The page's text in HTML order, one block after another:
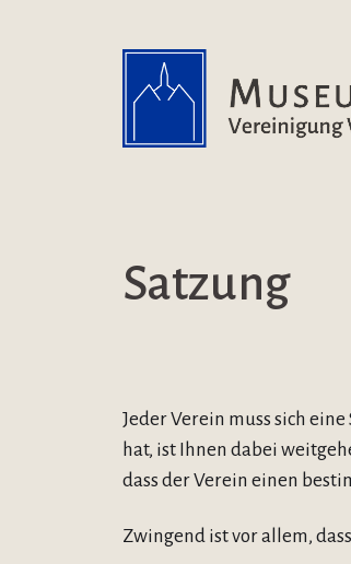
Verein & Museum
Satzung
Jeder Verein muss sich
hat, ist Ihnen dabei
dass der Verein einen
Zwingend ist vor allem, dass